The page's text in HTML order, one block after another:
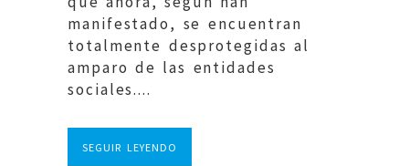
manifestado, se encuentran
totalmente desprotegidas al
amparo de las entidades
sociales....
SEGUIR LEYENDO